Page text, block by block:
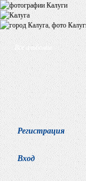
Все альбомы
Регистрация
Вход